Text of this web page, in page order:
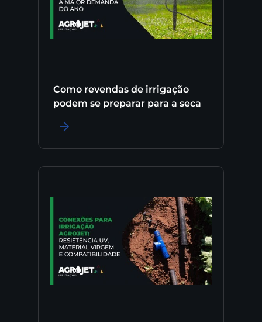
Como revendas de irrigação
podem se preparar para a seca